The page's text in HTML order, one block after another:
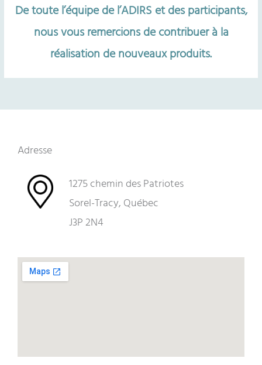
De toute l’équipe de l’ADIRS et des participants,
nous vous remercions de contribuer à la
réalisation de nouveaux produits.
Adresse
1275 chemin des Patriotes
Sorel-Tracy, Québec
J3P 2N4